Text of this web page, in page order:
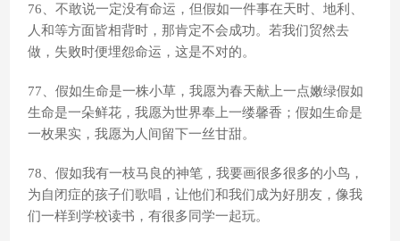
76、不敢说一定没有命运，但假如一件事在天时、地利、
人和等方面皆相背时，那肯定不会成功。若我们贸然去
做，失败时便埋怨命运，这是不对的。
77、假如生命是一株小草，我愿为春天献上一点嫩绿假如
生命是一朵鲜花，我愿为世界奉上一缕馨香；假如生命是
一枚果实，我愿为人间留下一丝甘甜。
78、假如我有一枝马良的神笔，我要画很多很多的小鸟，
为自闭症的孩子们歌唱，让他们和我们成为好朋友，像我
们一样到学校读书，有很多同学一起玩。